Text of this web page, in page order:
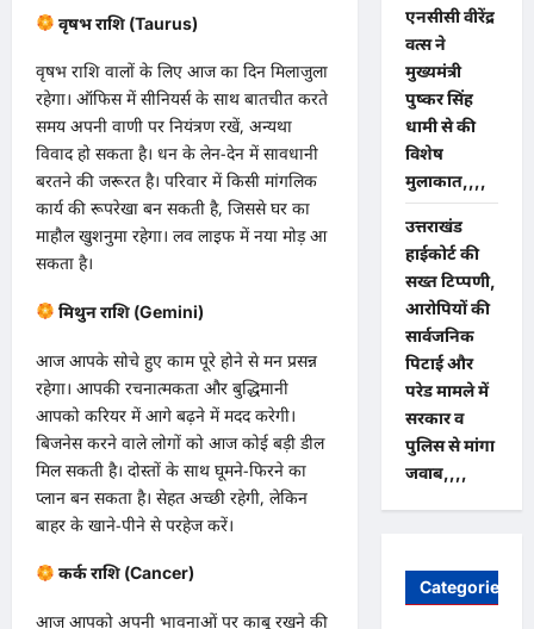
वृषभ राशि (Taurus)
​वृषभ राशि वालों के लिए आज का दिन मिलाजुला
रहेगा। ऑफिस में सीनियर्स के साथ बातचीत करते
समय अपनी वाणी पर नियंत्रण रखें, अन्यथा
विवाद हो सकता है। धन के लेन-देन में सावधानी
बरतने की जरूरत है। परिवार में किसी मांगलिक
कार्य की रूपरेखा बन सकती है, जिससे घर का
माहौल खुशनुमा रहेगा। लव लाइफ में नया मोड़ आ
सकता है।
मिथुन राशि (Gemini)
​आज आपके सोचे हुए काम पूरे होने से मन प्रसन्न
रहेगा। आपकी रचनात्मकता और बुद्धिमानी
आपको करियर में आगे बढ़ने में मदद करेगी।
बिजनेस करने वाले लोगों को आज कोई बड़ी डील
मिल सकती है। दोस्तों के साथ घूमने-फिरने का
प्लान बन सकता है। सेहत अच्छी रहेगी, लेकिन
बाहर के खाने-पीने से परहेज करें।
कर्क राशि (Cancer)
​आज आपको अपनी भावनाओं पर काबू रखने की
एनसीसी वीरेंद्र
वत्स ने
मुख्यमंत्री
पुष्कर सिंह
धामी से की
विशेष
मुलाकात,,,,
उत्तराखंड
हाईकोर्ट की
सख्त टिप्पणी,
आरोपियों की
सार्वजनिक
पिटाई और
परेड मामले में
सरकार व
पुलिस से मांगा
जवाब,,,,
Categories